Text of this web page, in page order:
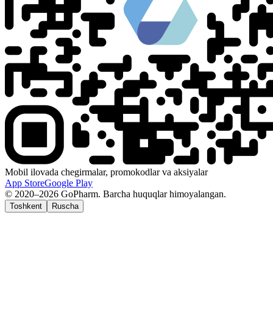
Mobil ilovada chegirmalar, promokodlar va aksiyalar
App StoreGoogle Play
© 2020–2026 GoPharm. Barcha huquqlar himoyalangan.
Toshkent Ruscha